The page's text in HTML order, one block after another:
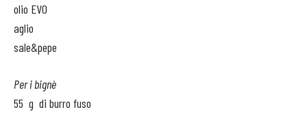
olio EVO
aglio
sale&pepe
Per i bignè
55 g di burro fuso